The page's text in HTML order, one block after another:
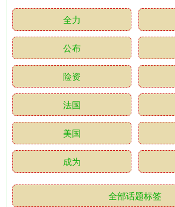
全力
公布
险资
法国
美国
成为
全部话题标签